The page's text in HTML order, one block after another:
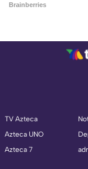
TV Azteca
Azteca UNO
Azteca 7